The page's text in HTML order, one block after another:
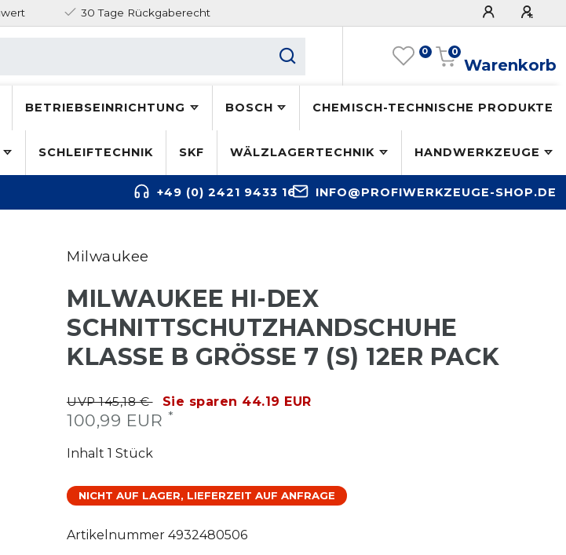
30 Tage Rückgaberecht
0
Warenkorb
0
BETRIEBSEINRICHTUNG BOSCH CHEMISCH-TECHNISCHE PRODUKTE
SCHLEIFTECHNIK SKF WÄLZLAGERTECHNIK HANDWERKZEUGE
+49 (0) 2421 9433 16 INFO@PROFIWERKZEUGE-SHOP.DE
Milwaukee
MILWAUKEE HI-DEX
SCHNITTSCHUTZHANDSCHUHE
KLASSE B GRÖSSE 7 (S) 12ER PACK
UVP 145,18 € Sie sparen 44.19 EUR
100,99 EUR *
Inhalt 1 Stück
NICHT AUF LAGER, LIEFERZEIT AUF ANFRAGE
Artikelnummer 4932480506